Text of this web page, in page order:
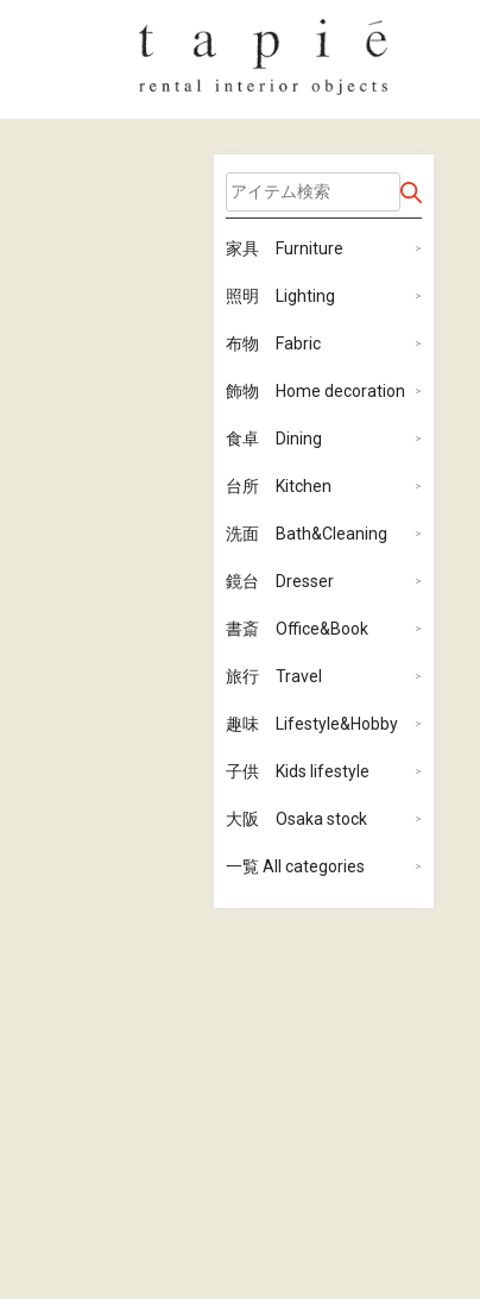
家具 Furniture
照明 Lighting
布物 Fabric
飾物 Home decoration
食卓 Dining
台所 Kitchen
洗面 Bath&Cleaning
鏡台 Dresser
書斎 Office&Book
旅行 Travel
趣味 Lifestyle&Hobby
子供 Kids lifestyle
大阪 Osaka stock
一覧 All categories